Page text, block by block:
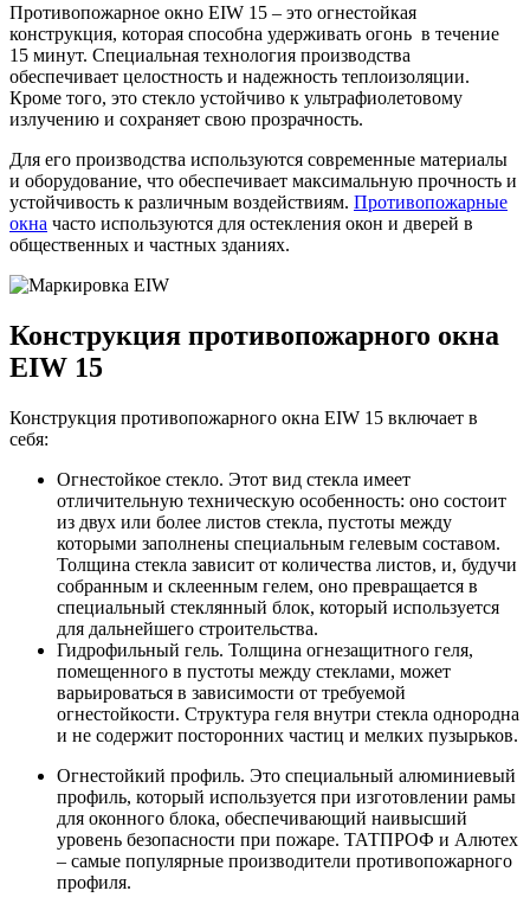
Противопожарное окно EIW 15 – это огнестойкая
конструкция, которая способна удерживать огонь в течение
15 минут. Специальная технология производства
обеспечивает целостность и надежность теплоизоляции.
Кроме того, это стекло устойчиво к ультрафиолетовому
излучению и сохраняет свою прозрачность.
Для его производства используются современные материалы
и оборудование, что обеспечивает максимальную прочность и
устойчивость к различным воздействиям. Противопожарные
окна часто используются для остекления окон и дверей в
общественных и частных зданиях.
Конструкция противопожарного окна
EIW 15
Конструкция противопожарного окна EIW 15 включает в
себя:
Огнестойкое стекло. Этот вид стекла имеет
отличительную техническую особенность: оно состоит
из двух или более листов стекла, пустоты между
которыми заполнены специальным гелевым составом.
Толщина стекла зависит от количества листов, и, будучи
собранным и склеенным гелем, оно превращается в
специальный стеклянный блок, который используется
для дальнейшего строительства.
Гидрофильный гель. Толщина огнезащитного геля,
помещенного в пустоты между стеклами, может
варьироваться в зависимости от требуемой
огнестойкости. Структура геля внутри стекла однородна
и не содержит посторонних частиц и мелких пузырьков.
Огнестойкий профиль. Это специальный алюминиевый
профиль, который используется при изготовлении рамы
для оконного блока, обеспечивающий наивысший
уровень безопасности при пожаре. ТАТПРОФ и Алютех
– самые популярные производители противопожарного
профиля.